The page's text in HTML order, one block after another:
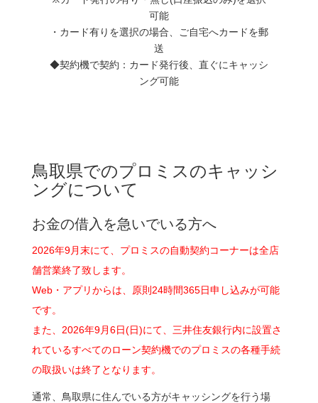
可能
・カード有りを選択の場合、ご自宅へカードを郵
送
◆契約機で契約：カード発行後、直ぐにキャッシ
ング可能
鳥取県でのプロミスのキャッシ
ングについて
お金の借入を急いでいる方へ
2026年9月末にて、プロミスの自動契約コーナーは全店
舗営業終了致します。
Web・アプリからは、原則24時間365日申し込みが可能
です。
また、2026年9月6日(日)にて、三井住友銀行内に設置さ
れているすべてのローン契約機でのプロミスの各種手続
の取扱いは終了となります。
通常、鳥取県に住んでいる方がキャッシングを行う場